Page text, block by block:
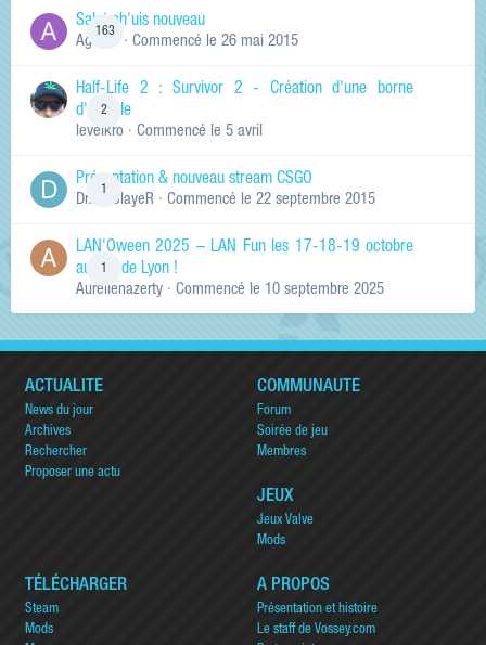
163
Salut ch'uis nouveau
Ag0Nie · Commencé le 26 mai 2015
2
Half-Life 2 : Survivor 2 - Création d'une borne
d'arcade
levelkro · Commencé le 5 avril
Présentation & nouveau stream CSGO
Dr.KinSlayeR · Commencé le 22 septembre 2015
LAN'Oween 2025 – LAN Fun les 17-18-19 octobre
au sud de Lyon !
Aurelienazerty · Commencé le 10 septembre 2025
ACTUALITÉ
News du jour
Archives
Rechercher
Proposer une actu
COMMUNAUTÉ
Forum
Soirée de jeu
Membres
JEUX
Jeux Valve
Mods
TÉLÉCHARGER
Steam
Mods
A PROPOS
Présentation et histoire
Le staff de Vossey.com